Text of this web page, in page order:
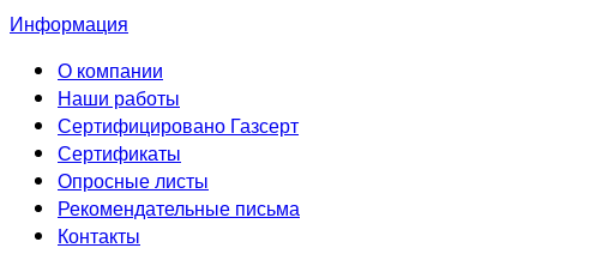
Информация
О компании
Наши работы
Сертифицировано Газсерт
Сертификаты
Опросные листы
Рекомендательные письма
Контакты